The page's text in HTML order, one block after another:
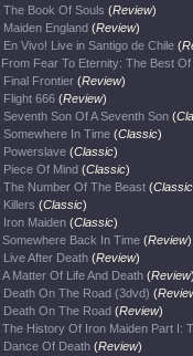
The Book Of Souls (Review)
Maiden England (Review)
En Vivo! Live in Santigo de Chile (
From Fear To Eternity: The Best
Final Frontier (Review)
Flight 666 (Review)
Seventh Son Of A Seventh Son (
Somewhere In Time (Classic)
Powerslave (Classic)
Piece Of Mind (Classic)
The Number Of The Beast (Classic
Killers (Classic)
Iron Maiden (Classic)
Somewhere Back In Time (Review)
Live After Death (Review)
A Matter Of Life And Death (Review
Death On The Road (3dvd) (
Death On The Road (Review)
The History Of Iron Maiden Part I:
Dance Of Death (Review)